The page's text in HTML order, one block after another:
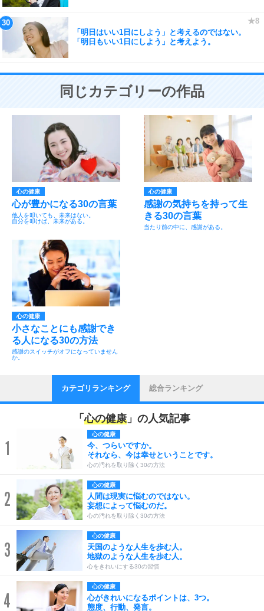
「明日はいい1日にしよう」と考えるのではない。
「明日もいい1日にしよう」と考えよう。
同じカテゴリーの作品
心の健康
心が豊かになる30の言葉
他人を叩いても、未来はない。
自分を叩けば、未来がある。
心の健康
感謝の気持ちを持って生
きる30の言葉
当たり前の中に、感謝がある。
心の健康
小さなことにも感謝でき
る人になる30の方法
感謝のスイッチがオフになっていません
か。
カテゴリランキング 総合ランキング
「心の健康 」の人気記事
1
心の健康
今、つらいですか。
それなら、今は幸せということです。
心の汚れを取り除く30の方法
2
心の健康
人間は現実に悩むのではない。
妄想によって悩むのだ。
心の汚れを取り除く30の方法
3
心の健康
天国のような人生を歩む人。
地獄のような人生を歩む人。
心をきれいにする30の習慣
4
心の健康
心がきれいになるポイントは、3つ。
態度、行動、発言。